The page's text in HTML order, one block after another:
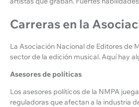
Carreras en la
La Asociación Nacional de Editores de
sector de la edición musical. Aquí hay
Asesores de políticas
Los asesores políticos de la NMPA
reguladoras que afectan a la industria